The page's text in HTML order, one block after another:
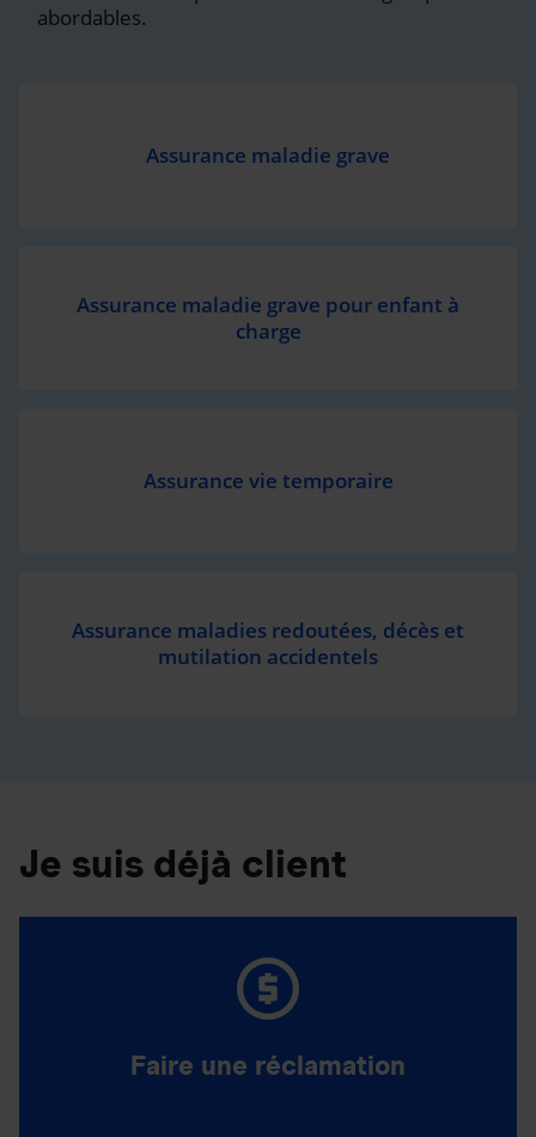
abordables.
Assurance maladie grave
Assurance maladie grave pour enfant à
charge
Assurance vie temporaire
Assurance maladies redoutées, décès et
mutilation accidentels
Je suis déjà client
Faire une réclamation